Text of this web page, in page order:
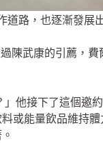
道路，也逐漸發展
陳武康的引薦，費
他接下了這個邀
或能量飲品維持